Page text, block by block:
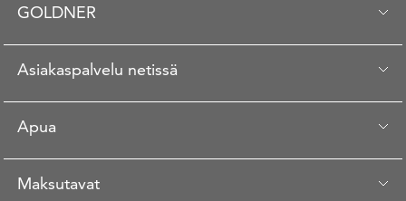
GOLDNER
Asiakaspalvelu netissä
Apua
Maksutavat